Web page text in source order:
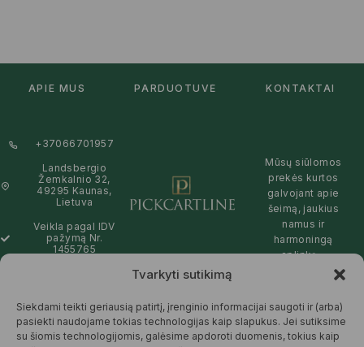
Tvarkyti sutikimą
Siekdami teikti geriausią patirtį, įrenginio informacijai saugoti ir (arba)
pasiekti naudojame tokias technologijas kaip slapukus. Jei sutiksime
su šiomis technologijomis, galėsime apdoroti duomenis, tokius kaip
APIE MUS PARDUOTUVĖ KONTAKTAI
+37066701957
Landsbergio
Žemkalnio 32,
49295 Kaunas,
Lietuva
Veikla pagal IDV
pažymą Nr.
1455765
09:00 - 19:00
Mūsų siūlomos
prekės kurtos
galvojant apie
šeimą, jaukius
namus ir
harmoningą
aplinką –
draugiškos tiek
Jums, tiek
gamtai.